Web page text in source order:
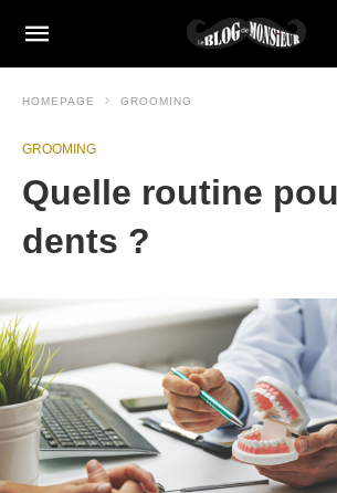
HOMEPAGE GROOMING
GROOMING
Quelle routine
dents ?